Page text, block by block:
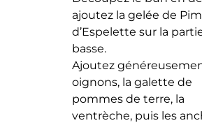
ajoutez la gelée de
d’Espelette sur la
basse.
Ajoutez
oignons, la galette de
pommes de terre, la
ventrèche, puis les